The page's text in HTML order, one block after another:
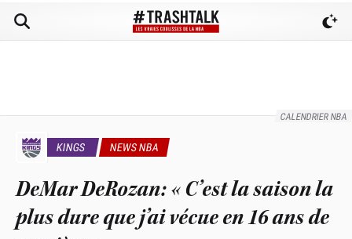
CALENDRIER NBA
KINGS NEWS NBA
DeMar DeRozan: « C’est la saison la
plus dure que j’ai vécue en 16 ans de